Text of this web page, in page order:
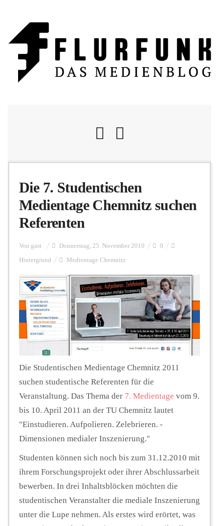
Nachrichten
Flurschelte
Personalien
Hintergrund
FUNKTURM-Beiträge
Seminare
Unterstützen
Die 7. Studentischen
Medientage Chemnitz suchen
Referenten
Von gast Donnerstag, 25. November 2010 0
Hintergrund Medientage Chemnitz
Die Studentischen Medientage Chemnitz 2011
suchen studentische Referenten für die
Veranstaltung. Das Thema der 7. Medientage vom 9.
bis 10. April 2011 an der TU Chemnitz lautet
"Einstudieren. Aufpolieren. Zelebrieren. -
Dimensionen medialer Inszenierung."
Studenten können sich noch bis zum 31.12.2010 mit
ihrem Forschungsprojekt oder ihrer Abschlussarbeit
bewerben. In drei Inhaltsblöcken möchten die
studentischen Veranstalter die mediale Inszenierung
unter die Lupe nehmen. Als erstes wird erörtet, was